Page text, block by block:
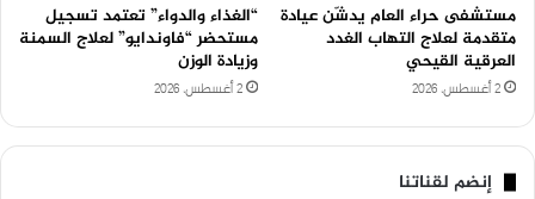
مستشفى حراء العام يدشّن عيادة
متقدمة لعلاج التهاب الغدد
العرقية القيحي
2 أغسطس، 2026
“الغذاء والدواء” تعتمد تسجيل
مستحضر “فاوندايو” لعلاج السمنة
وزيادة الوزن
2 أغسطس، 2026
إنضم لقناتنا